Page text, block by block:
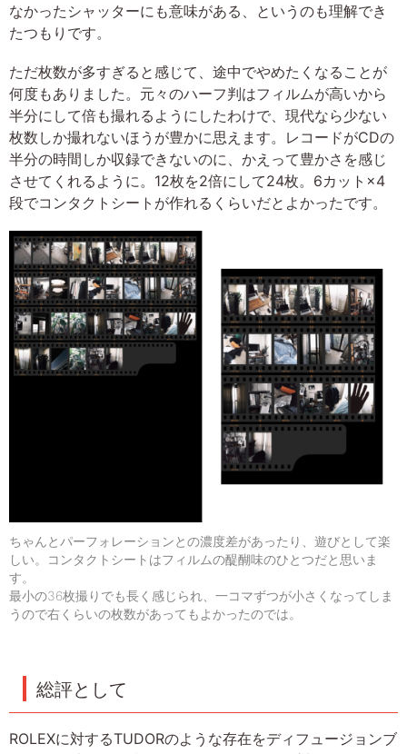
なかったシャッターにも意味がある、というのも理解でき
たつもりです。
ただ枚数が多すぎると感じて、途中でやめたくなることが
何度もありました。元々のハーフ判はフィルムが高いから
半分にして倍も撮れるようにしたわけで、現代なら少ない
枚数しか撮れないほうが豊かに思えます。レコードがCDの
半分の時間しか収録できないのに、かえって豊かさを感じ
させてくれるように。12枚を2倍にして24枚。6カット×4
段でコンタクトシートが作れるくらいだとよかったです。
ちゃんとパーフォレーションとの濃度差があったり、遊びとして楽
しい。コンタクトシートはフィルムの醍醐味のひとつだと思いま
す。
最小の36枚撮りでも長く感じられ、一コマずつが小さくなってしま
うので右くらいの枚数があってもよかったのでは。
総評として
ROLEXに対するTUDORのような存在をディフュージョンブ